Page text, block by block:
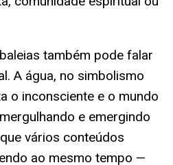
também pode falar
A água, no simbolismo
o inconsciente e o mundo
e emergindo
vários conteúdos
ao mesmo tempo —